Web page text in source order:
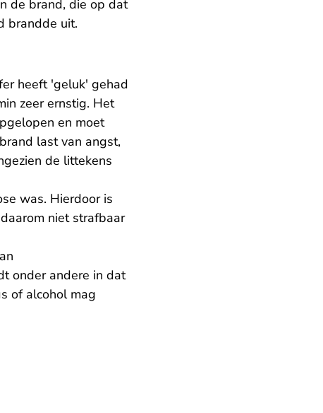
de brand, die op dat
brandde uit.
heeft 'geluk' gehad
zeer ernstig. Het
en moet
last van angst,
de littekens
was. Hierdoor is
niet strafbaar
onder andere in dat
of alcohol mag